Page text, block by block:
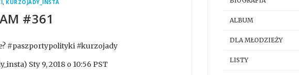
, KURZOJADY_INSTA
#361
#paszportypolityki #kurzojady
Sty 9, 2018 o 10:56 PST
ALBUM
DLA MŁODZIEŻY
LISTY